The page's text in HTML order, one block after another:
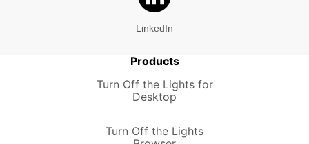
LinkedIn
Products
Turn Off the Lights for
Desktop
Turn Off the Lights